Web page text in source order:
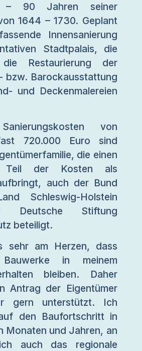
90 Jahren seiner
1644 – 1730. Geplant
Innensanierung
Stadtpalais, die
Restaurierung der
bzw. Barockausstattung
und Deckenmalereien
von
720.000 Euro sind
die einen
Teil der Kosten als
auch der Bund
Schleswig-Holstein
Deutsche Stiftung
beteiligt.
sehr am Herzen, dass
Bauwerke in meinem
bleiben. Daher
Antrag der Eigentümer
gern unterstützt. Ich
den Baufortschritt in
Monaten und Jahren, an
auch das regionale